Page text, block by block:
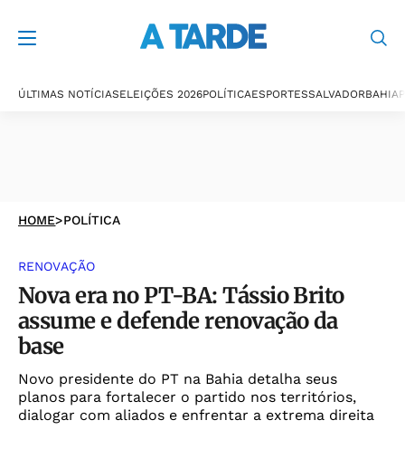
ÚLTIMAS NOTÍCIASELEIÇÕES 2026POLÍTICAESPORTESSALVADORBAHIA
HOME>POLÍTICA
RENOVAÇÃO
Nova era no PT-BA: Tássio Brito
assume e defende renovação da
base
Novo presidente do PT na Bahia detalha seus
planos para fortalecer o partido nos territórios,
dialogar com aliados e enfrentar a extrema direita